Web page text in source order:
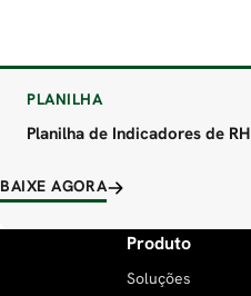
PLANILHA
Planilha de Indicadores de RH
BAIXE AGORA
Produto
Soluções